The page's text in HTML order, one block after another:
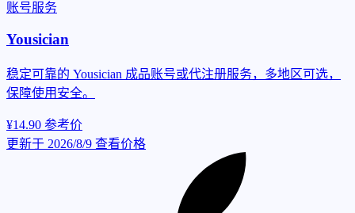
账号服务
Yousician
稳定可靠的 Yousician 成品账号或代注册服务，多地区可选，
保障使用安全。
¥14.90 参考价
更新于 2026/8/9 查看价格